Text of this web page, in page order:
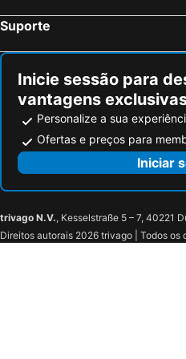
Suporte
Inicie sessão para
vantagens
Personalize a sua
Ofertas e preços para
Iniciar
trivago N.V., Kesselstraße 5 – 7, 40221
Direitos autorais 2026 trivago | Todos os